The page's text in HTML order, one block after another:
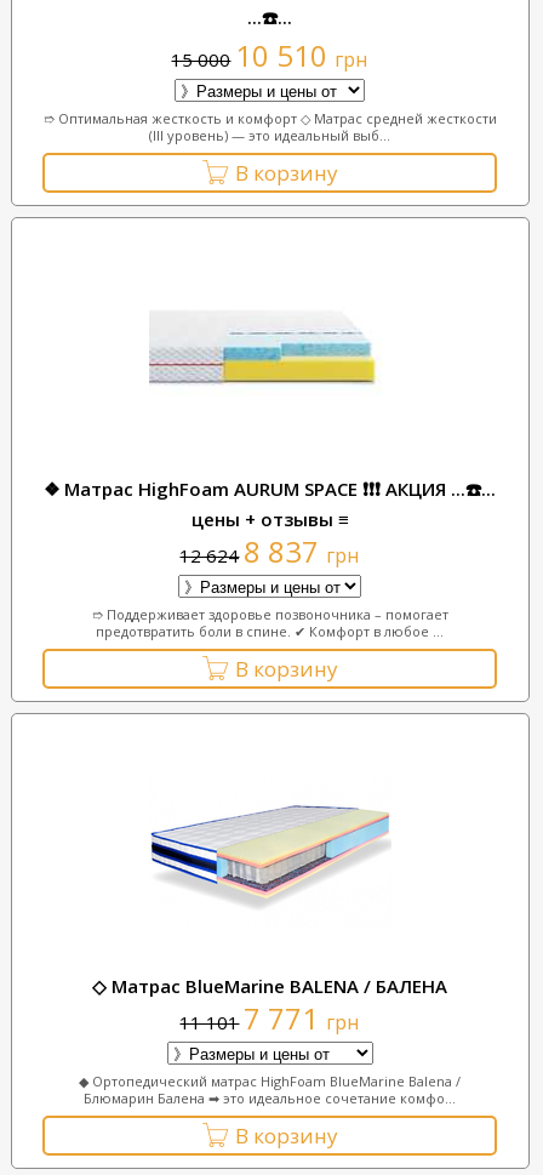
...☎️...
15 000 10 510 грн
➱ Оптимальная жесткость и комфорт ◇ Матрас средней жесткости
(III уровень) — это идеальный выб...
В корзину
❖ Матрас HighFoam AURUM SPACE ❗❗❗ АКЦИЯ ...☎️...
цены + отзывы ≡
12 624 8 837 грн
➱ Поддерживает здоровье позвоночника – помогает
предотвратить боли в спине. ✔ Комфорт в любое ...
В корзину
◇ Матраc BlueMarine BALENA / БАЛЕНА
11 101 7 771 грн
◆ Ортопедический матрас HighFoam BlueMarine Balena /
Блюмарин Балена ➡ это идеальное сочетание комфо...
В корзину